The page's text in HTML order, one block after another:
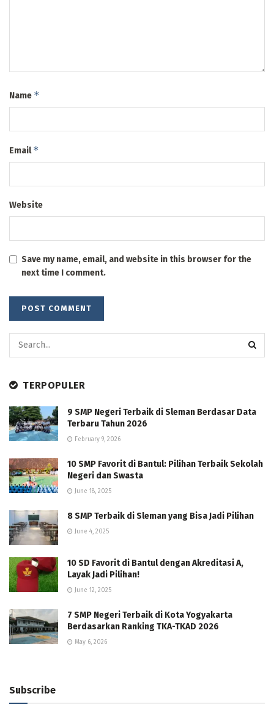
Name *
Email*
Website
Save my name, email, and website in this browser for the
next time I comment.
TERPOPULER
9 SMP Negeri Terbaik di Sleman Berdasar Data
Terbaru Tahun 2026
February 9, 2026
10 SMP Favorit di Bantul: Pilihan Terbaik Sekolah
Negeri dan Swasta
June 18, 2025
8 SMP Terbaik di Sleman yang Bisa Jadi Pilihan
June 4, 2025
10 SD Favorit di Bantul dengan Akreditasi A,
Layak Jadi Pilihan!
June 12, 2025
7 SMP Negeri Terbaik di Kota Yogyakarta
Berdasarkan Ranking TKA-TKAD 2026
May 6, 2026
Subscribe